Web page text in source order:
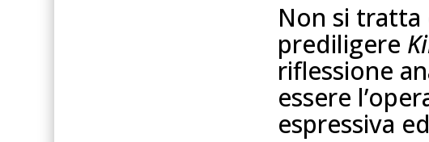
Non si tratta
prediligere
riflessione
essere
espressiva